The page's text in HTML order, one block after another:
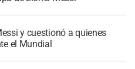
y cuestionó a quienes
el Mundial